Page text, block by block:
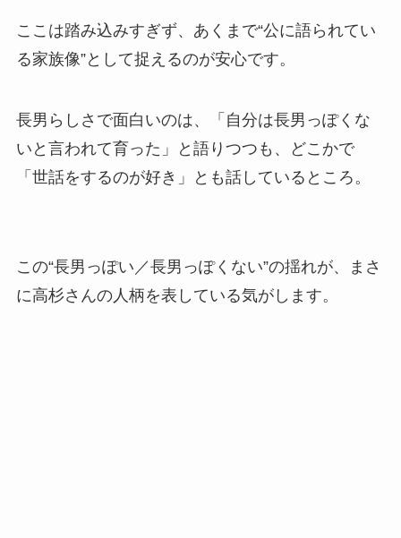
ここは踏み込みすぎず、あくまで“公に語られてい
る家族像”として捉えるのが安心です。
長男らしさで面白いのは、「自分は長男っぽくな
いと言われて育った」と語りつつも、どこかで
「世話をするのが好き」とも話しているところ。
この“長男っぽい／長男っぽくない”の揺れが、まさ
に高杉さんの人柄を表している気がします。